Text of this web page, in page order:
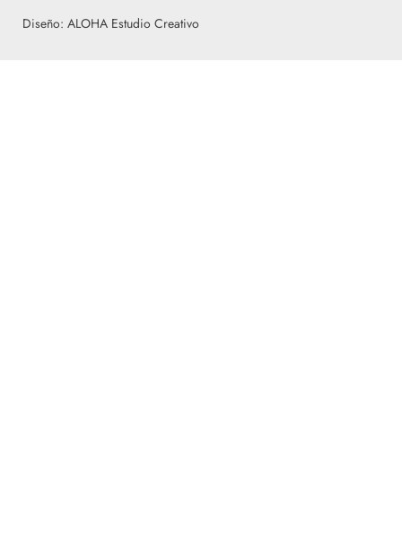
Diseño: ALOHA Estudio Creativo